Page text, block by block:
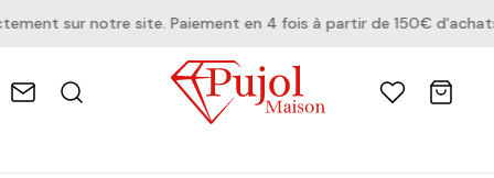
sur notre site. Paiement en 4 fois à partir de 150€ d'achats.